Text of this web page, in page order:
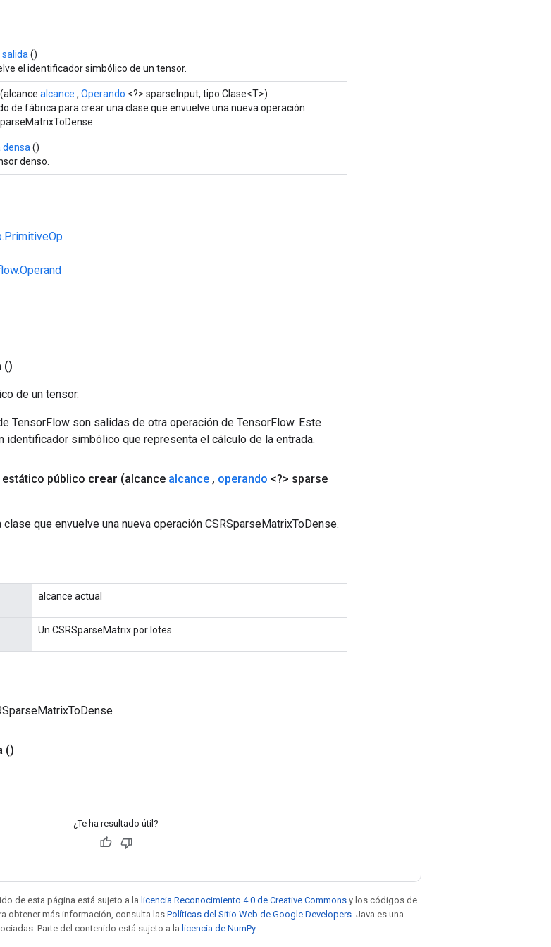
()
el identificador simbólico de un tensor.
(alcance alcance , Operando <?> sparseInput, tipo Clase<T>)
de fábrica para crear una clase que envuelve una nueva operación
densa ()
denso.
()
de un tensor.
TensorFlow son salidas de otra operación de TensorFlow. Este
identificador simbólico que representa el cálculo de la entrada.
estático público crear (alcance alcance , operando <?> sparse
que envuelve una nueva operación CSRSparseMatrixToDense.
alcance actual
Un CSRSparseMatrix por lotes.
()
¿Te ha resultado útil?
de esta página está sujeto a la licencia Reconocimiento 4.0 de Creative Commons y los códigos de
obtener más información, consulta las Políticas del Sitio Web de Google Developers . Java es una
Parte del contenido está sujeto a la licencia de NumPy.